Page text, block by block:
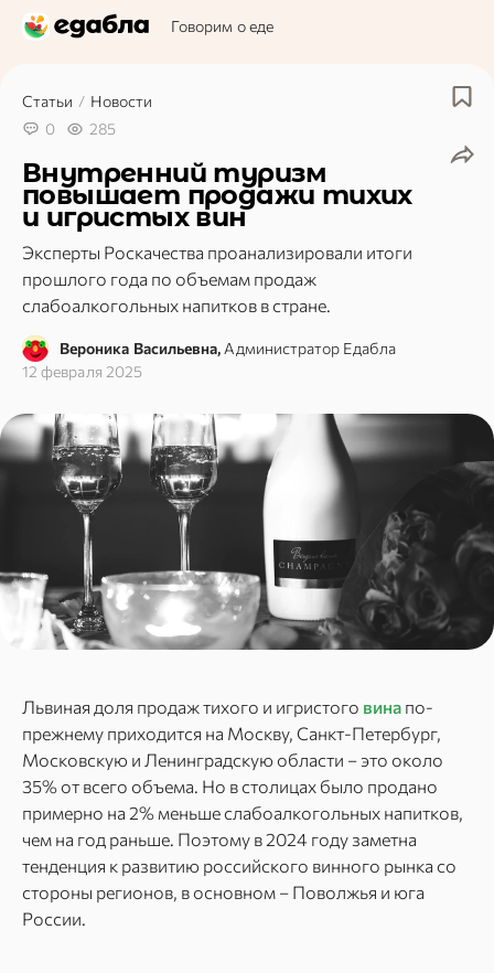
Говорим о еде
Статьи / Новости
0
285
Внутренний туризм
повышает продажи тихих
и игристых вин
Эксперты Роскачества проанализировали итоги
прошлого года по объемам продаж
слабоалкогольных напитков в стране.
Вероника Васильевна, Администратор Едабла
12 февраля 2025
Львиная доля продаж тихого и игристого вина по-
прежнему приходится на Москву, Санкт-Петербург,
Московскую и Ленинградскую области – это около
35% от всего объема. Но в столицах было продано
примерно на 2% меньше слабоалкогольных напитков,
чем на год раньше. Поэтому в 2024 году заметна
тенденция к развитию российского винного рынка со
стороны регионов, в основном – Поволжья и юга
России.